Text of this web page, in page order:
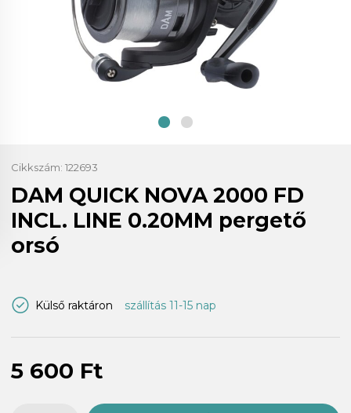
Cikkszám: 122693
DAM QUICK NOVA 2000 FD
INCL. LINE 0.20MM pergető
orsó
Külső raktáron szállítás 11-15 nap
5 600 Ft